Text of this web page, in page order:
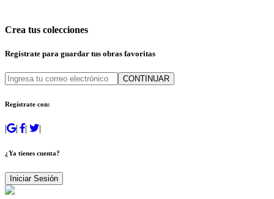
Crea tus colecciones
Regístrate para guardar tus obras favoritas
CONTINUAR
Regístrate con:
| | | |
¿Ya tienes cuenta?
Iniciar Sesión